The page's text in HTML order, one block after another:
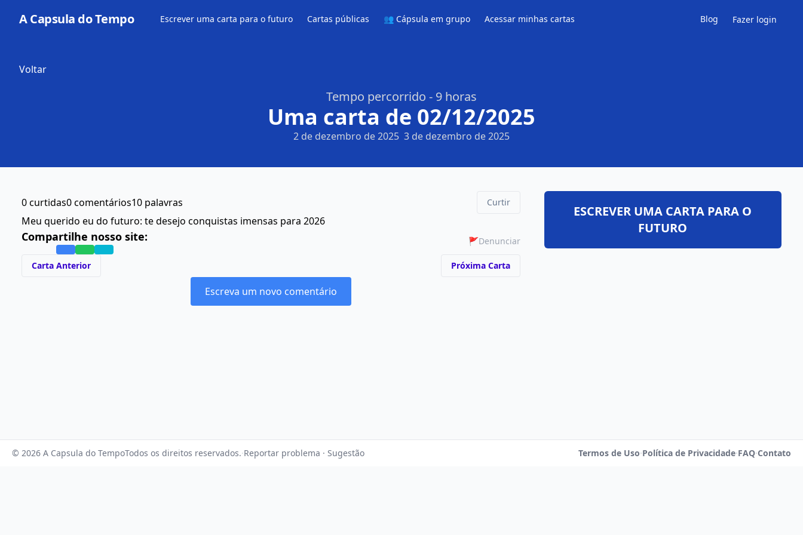
A Capsula do Tempo Escrever uma carta para o futuro Cartas públicas 👥 Cápsula em grupo Acessar minhas cartas Blog Fazer login
Voltar
Tempo percorrido - 9 horas
Uma carta de 02/12/2025
2 de dezembro de 2025 3 de dezembro de 2025
0 curtidas0 comentários10 palavras Curtir
Meu querido eu do futuro: te desejo conquistas imensas para 2026
Compartilhe nosso site: 🚩Denunciar
Carta Anterior Próxima Carta
Escreva um novo comentário
ESCREVER UMA CARTA PARA O
FUTURO
© 2026 A Capsula do TempoTodos os direitos reservados.·Reportar problema · Sugestão Termos de Uso·Política de Privacidade·FAQ·Contato